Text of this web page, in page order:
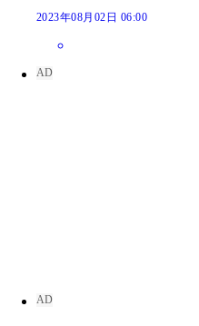
2023年08月02日 06:00